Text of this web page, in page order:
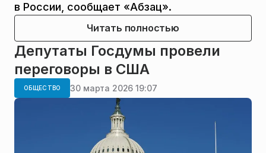
в России, сообщает «Абзац».
Читать полностью
Депутаты Госдумы провели
переговоры в США
ОБЩЕСТВО 30 марта 2026 19:07